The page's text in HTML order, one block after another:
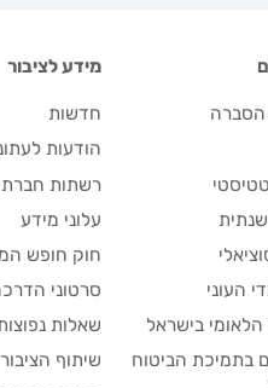
הסברה
העוני
הלאומי בישראל
בתמיכת הביטוח
מידע לציבור
חדשות
הודעות
רשתות
עלוני מידע
חוק חופש
סרטוני
שאלות
שיתוף הציבור